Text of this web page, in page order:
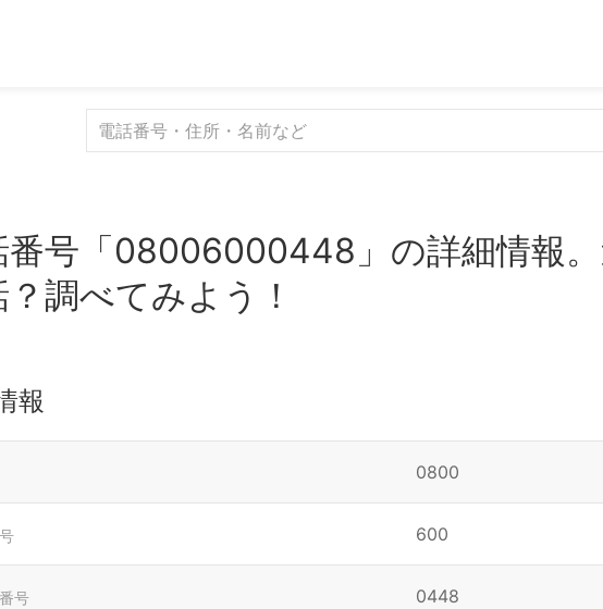
番号「08006000448」の詳細情報
？調べてみよう！
報
0800
600
号 0448